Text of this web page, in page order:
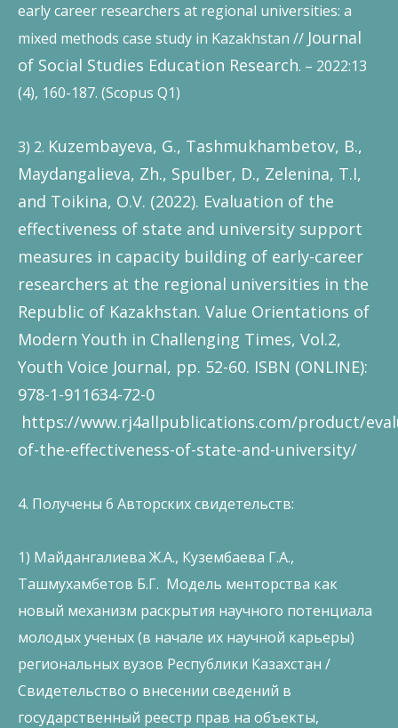
early career researchers at regional universities: a
mixed methods case study in Kazakhstan // Journal
of Social Studies Education Research. – 2022:13
(4), 160-187. (Scopus Q1)
3) 2. Kuzembayeva, G., Tashmukhambetov, B.,
Maydangalieva, Zh., Spulber, D., Zelenina, T.I,
and Toikina, O.V. (2022). Evaluation of the
effectiveness of state and university support
measures in capacity building of early-career
researchers at the regional universities in the
Republic of Kazakhstan. Value Orientations of
Modern Youth in Challenging Times, Vol.2,
Youth Voice Journal, pp. 52-60. ISBN (ONLINE):
978-1-911634-72-0
https://www.rj4allpublications.com/product/
of-the-effectiveness-of-state-and-university/
4. Получены 6 Авторских свидетельств:
1) Майдангалиева Ж.А., Кузембаева Г.А.,
Ташмухамбетов Б.Г. Модель менторства как
новый механизм раскрытия научного потенциала
молодых ученых (в начале их научной карьеры)
региональных вузов Республики Казахстан /
Свидетельство о внесении сведений в
государственный реестр прав на объекты,